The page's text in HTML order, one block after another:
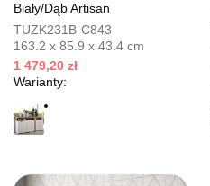
Biały/Dąb Artisan
TUZK231B-C843
163.2 x 85.9 x 43.4 cm
1 479,20 zł
Warianty: